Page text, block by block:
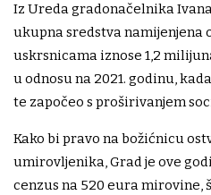
Iz Ureda gradonačelnika
ukupna sredstva namijenjena
uskrsnicama iznose 1,2
u odnosu na 2021. godinu,
te započeo s proširivanjem
Kako bi pravo na božićnicu
umirovljenika, Grad je ove
cenzus na 520 eura mirovine,